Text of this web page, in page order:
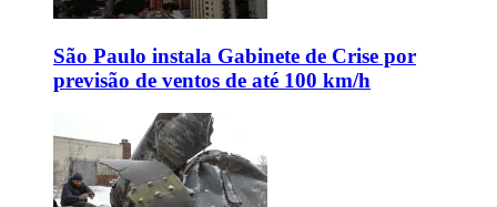
São Paulo instala Gabinete de Crise por
previsão de ventos de até 100 km/h